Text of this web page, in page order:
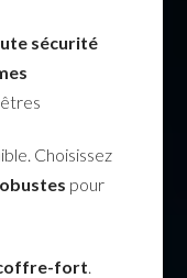
sécurité
Choisissez
pour
fort.